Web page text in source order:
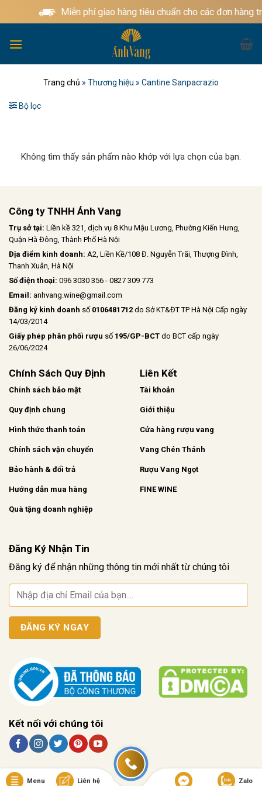
qua
dung
Miễn phí giao hàng tiêu chuẩn cho các đơn hàng
Trang chủ » Thương hiệu » Cantine Sanpacrazio
Bộ lọc
Không tìm thấy sản phẩm nào khớp với lựa chọn của bạn.
Công ty TNHH Ánh Vang
Trụ sở tại: Liền kề 321, dịch vụ 8 Khu Mậu Lương, Phường Kiến Hưng,
Quận Hà Đông, Thành Phố Hà Nội
Địa điểm kinh doanh: A2, Liền Kề/108 Đ. Nguyễn Trãi, Thượng Đình,
Thanh Xuân, Hà Nội
Số điện thoại: 096 3030 356 - 0827 309 773
Email: anhvang.wine@gmail.com
Đăng ký kinh doanh số 0106481712 do Sở KT&ĐT TP Hà Nội Cấp ngày
14/03/2014
Giấy phép phân phối rượu số 195/GP-BCT do BCT cấp ngày
26/06/2024
Chính Sách Quy Định
Chính sách bảo mật
Quy định chung
Hình thức thanh toán
Chính sách vận chuyển
Bảo hành & đổi trả
Hướng dẫn mua hàng
Quà tặng doanh nghiệp
Liên Kết
Tài khoản
Giới thiệu
Cửa hàng rượu vang
Vang Chén Thánh
Rượu Vang Ngọt
FINE WINE
Đăng Ký Nhận Tin
Đăng ký để nhận những thông tin mới nhất từ chúng tôi
Kết nối với chúng tôi
Menu Liên hệ Zalo